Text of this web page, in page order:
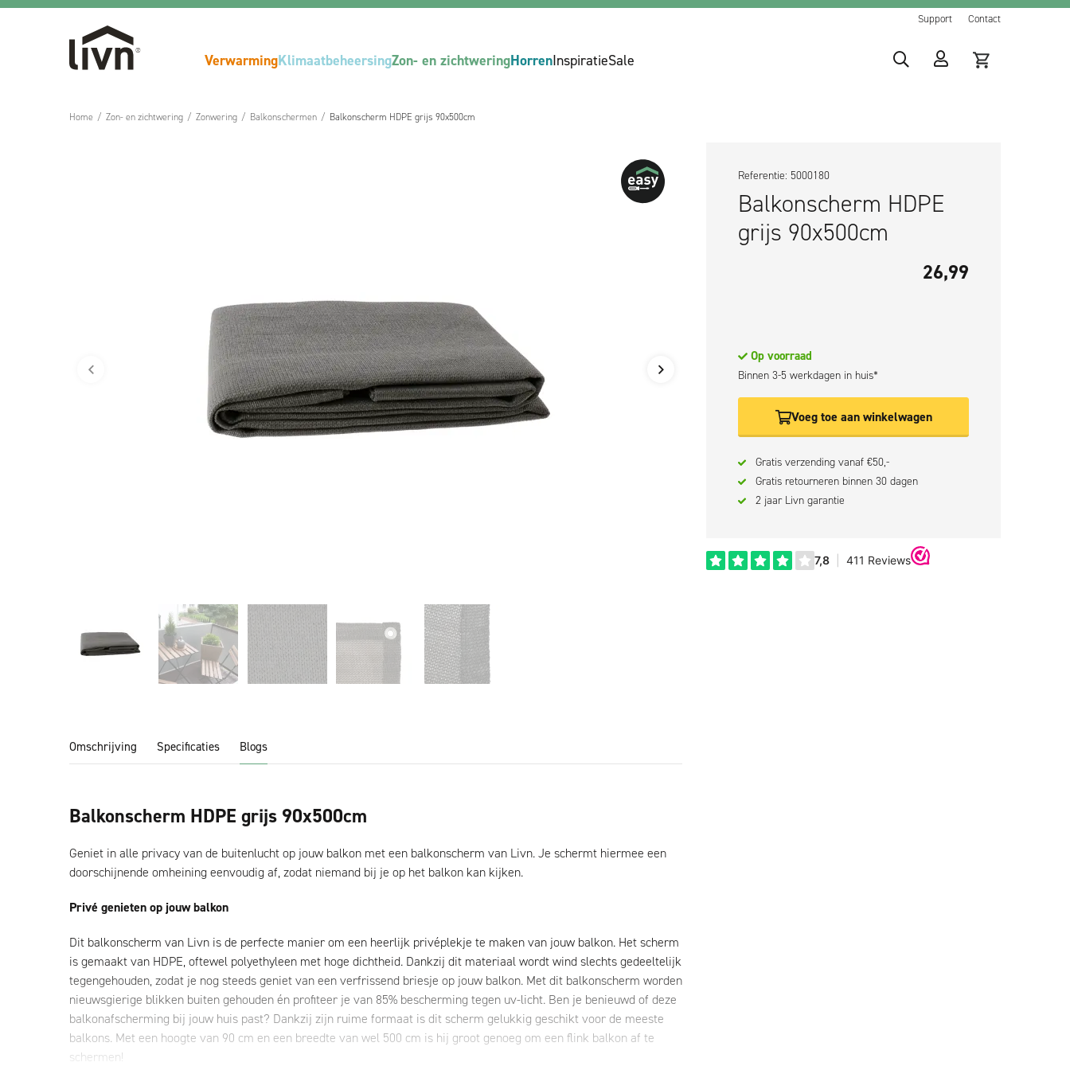
Support Contact
VerwarmingKlimaatbeheersingZon- en zichtweringHorrenInspiratieSale
Home / Zon- en zichtwering / Zonwering / Balkonschermen / Balkonscherm HDPE grijs 90x500cm
Omschrijving Specificaties Blogs
Balkonscherm HDPE grijs 90x500cm
Geniet in alle privacy van de buitenlucht op jouw balkon met een balkonscherm van Livn. Je schermt hiermee een
doorschijnende omheining eenvoudig af, zodat niemand bij je op het balkon kan kijken.
Privé genieten op jouw balkon
Dit balkonscherm van Livn is de perfecte manier om een heerlijk privéplekje te maken van jouw balkon. Het scherm
is gemaakt van HDPE, oftewel polyethyleen met hoge dichtheid. Dankzij dit materiaal wordt wind slechts gedeeltelijk
tegengehouden, zodat je nog steeds geniet van een verfrissend briesje op jouw balkon. Met dit balkonscherm worden
nieuwsgierige blikken buiten gehouden én profiteer je van 85% bescherming tegen uv-licht. Ben je benieuwd of deze
balkonafscherming bij jouw huis past? Dankzij zijn ruime formaat is dit scherm gelukkig geschikt voor de meeste
balkons. Met een hoogte van 90 cm en een breedte van wel 500 cm is hij groot genoeg om een flink balkon af te
schermen!
Referentie: 5000180
Balkonscherm HDPE
grijs 90x500cm
26,99
Op voorraad
Binnen 3-5 werkdagen in huis*
Voeg toe aan winkelwagen
Gratis verzending vanaf €50,-
Gratis retourneren binnen 30 dagen
2 jaar Livn garantie